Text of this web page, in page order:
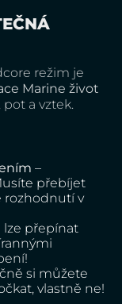
režim je
Marine život
pot a vztek.
–
přebíjet
rozhodnutí v
lze přepínat
si můžete
vlastně ne!